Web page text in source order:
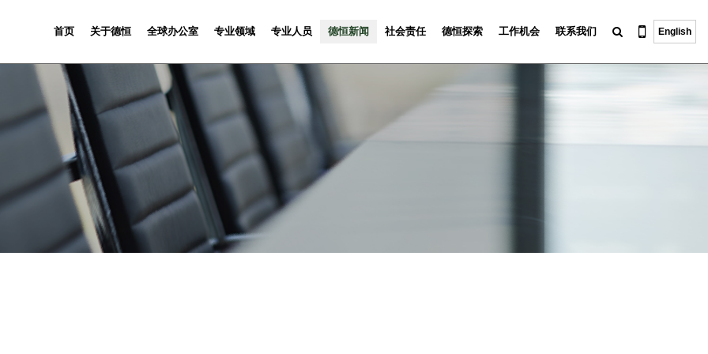
首页 关于德恒 全球办公室 专业领域 专业人员 德恒新闻 社会责任 德恒探索 工作机会 联系我们 English